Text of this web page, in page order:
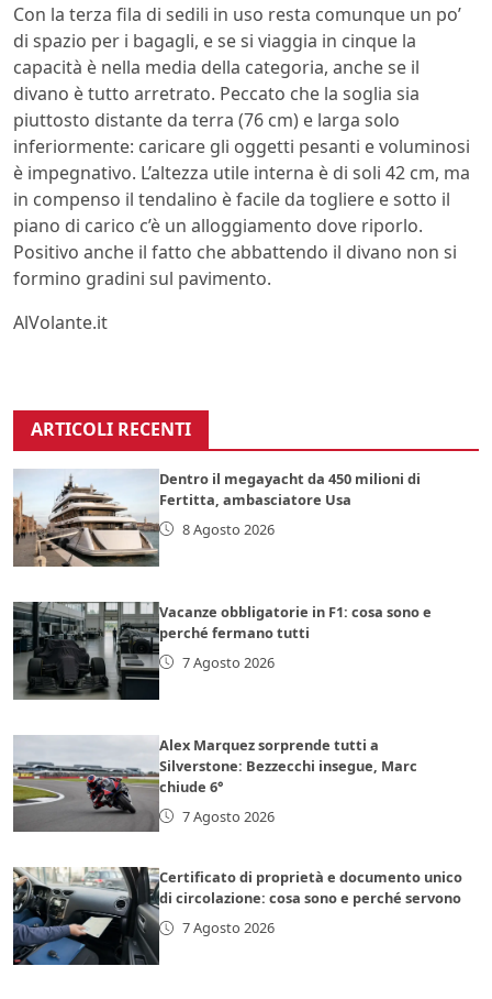
Con la terza fila di sedili in uso resta comunque un po’
di spazio per i bagagli, e se si viaggia in cinque la
capacità è nella media della categoria, anche se il
divano è tutto arretrato. Peccato che la soglia sia
piuttosto distante da terra (76 cm) e larga solo
inferiormente: caricare gli oggetti pesanti e voluminosi
è impegnativo. L’altezza utile interna è di soli 42 cm, ma
in compenso il tendalino è facile da togliere e sotto il
piano di carico c’è un alloggiamento dove riporlo.
Positivo anche il fatto che abbattendo il divano non si
formino gradini sul pavimento.
AlVolante.it
ARTICOLI RECENTI
Dentro il megayacht da 450 milioni di
Fertitta, ambasciatore Usa
8 Agosto 2026
Vacanze obbligatorie in F1: cosa sono e
perché fermano tutti
7 Agosto 2026
Alex Marquez sorprende tutti a
Silverstone: Bezzecchi insegue, Marc
chiude 6°
7 Agosto 2026
Certificato di proprietà e documento unico
di circolazione: cosa sono e perché servono
7 Agosto 2026